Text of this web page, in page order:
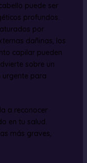
puede ser
profundos.
por
dañinas, los
capilar pueden
sobre un
urgente para
a reconocer
en tu salud.
más graves,